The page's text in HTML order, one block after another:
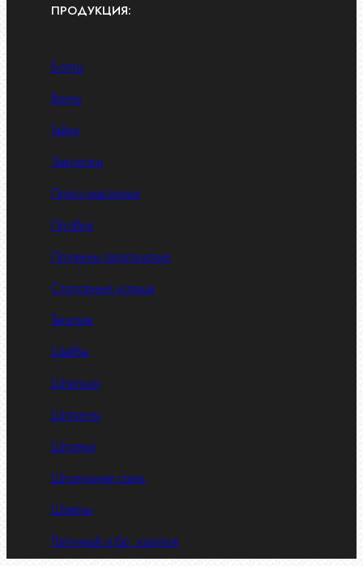
ПРОДУКЦИЯ:
Болты
Винты
Гайки
Заклепки
Пресс-масленки
Пробки
Пружины тарельчатые
Стопорные кольца
Такелаж
Шайбы
Шпильки
Шплинты
Шпонки
Шпоночная сталь
Штифты
Латунный и бр. крепеж